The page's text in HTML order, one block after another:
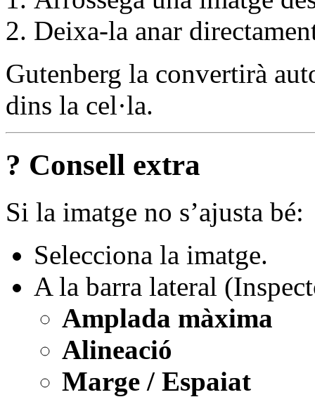
Deixa-la anar
Gutenberg la convertirà
dins la cel·la.
? Consell extra
Si la imatge no s’ajusta bé:
Selecciona la imatge.
A la barra lateral
Amplada màxima
Alineació
Marge / Espaiat